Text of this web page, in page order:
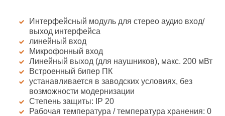
Интерфейсный модуль для стерео аудио вход/
выход интерфейса
линейный вход
Микрофонный вход
Линейный выход (для наушников), макс. 200 мВт
Встроенный бипер ПК
устанавливается в заводских условиях, без
возможности модернизации
Степень защиты: IP 20
Рабочая температура / температура хранения: 0